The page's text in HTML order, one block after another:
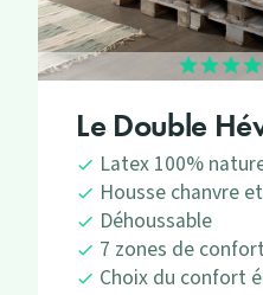
Le Double
Latex 100%
Housse chanvre
Déhoussable
7 zones de
Choix du confort